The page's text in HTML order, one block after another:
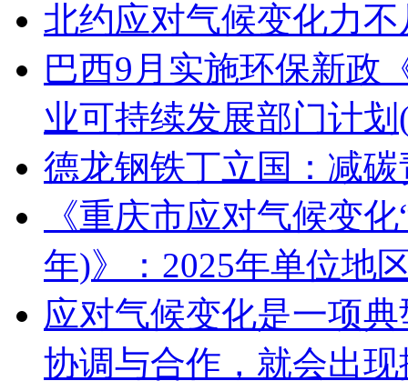
北约应对气候变化力不
巴西9月实施环保新政
业可持续发展部门计
德龙钢铁丁立国：减
《重庆市应对气候变
年)》：2025年单位地
应对气候变化是一项
协调与合作，就会出